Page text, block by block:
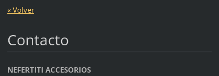
« Volver
Contacto
NEFERTITI ACCESORIOS